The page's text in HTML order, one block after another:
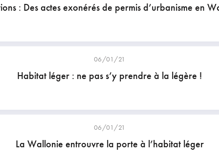
: Des actes exonérés de permis d’urbanisme en
06/01/21
Habitat léger : ne pas s’y prendre à la légère !
06/01/21
La Wallonie entrouvre la porte à l’habitat léger